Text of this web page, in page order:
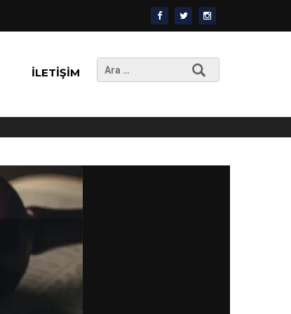
İLETIŞIM
Arama: